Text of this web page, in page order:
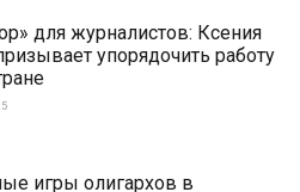
для журналистов: Ксения
упорядочить работу
игры олигархов в